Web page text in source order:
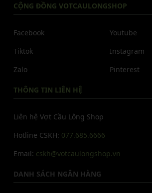
CỘNG ĐỒNG VOTCAULONGSHOP
Facebook
Tiktok
Zalo
Youtube
Instagram
Pinterest
THÔNG TIN LIÊN HỆ
Liên hệ Vợt Cầu Lông Shop
Hotline CSKH: 077.685.6666
Email: cskh@votcaulongshop.vn
DANH SÁCH NGÂN HÀNG